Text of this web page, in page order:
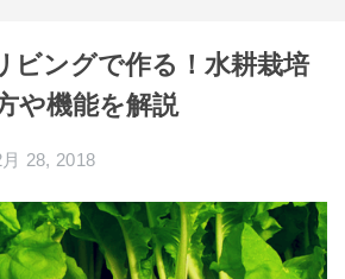
ビングで作る！水耕栽培
や機能を解説
月 28, 2018